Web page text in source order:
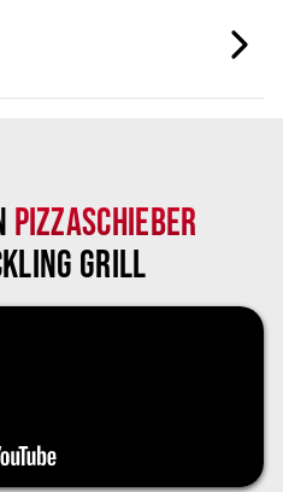
Pizzaschieber
Grill